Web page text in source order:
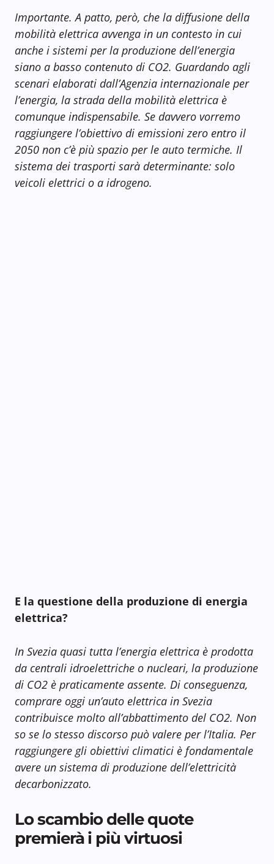
Importante. A patto, però, che la diffusione della
mobilità elettrica avvenga in un contesto in cui
anche i sistemi per la produzione dell’energia
siano a basso contenuto di CO2. Guardando agli
scenari elaborati dall’Agenzia internazionale per
l’energia, la strada della mobilità elettrica è
comunque indispensabile. Se davvero vorremo
raggiungere l’obiettivo di emissioni zero entro il
2050 non c’è più spazio per le auto termiche. Il
sistema dei trasporti sarà determinante: solo
veicoli elettrici o a idrogeno.
E la questione della produzione di energia
elettrica?
In Svezia quasi tutta l’energia elettrica è prodotta
da centrali idroelettriche o nucleari, la produzione
di CO2 è praticamente assente. Di conseguenza,
comprare oggi un’auto elettrica in Svezia
contribuisce molto all’abbattimento del CO2. Non
so se lo stesso discorso può valere per l’Italia. Per
raggiungere gli obiettivi climatici è fondamentale
avere un sistema di produzione dell’elettricità
decarbonizzato.
Lo scambio delle quote
premierà i più virtuosi